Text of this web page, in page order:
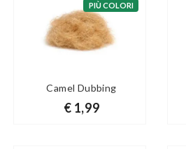
PIÙ COLORI
Camel Dubbing
€ 1,99